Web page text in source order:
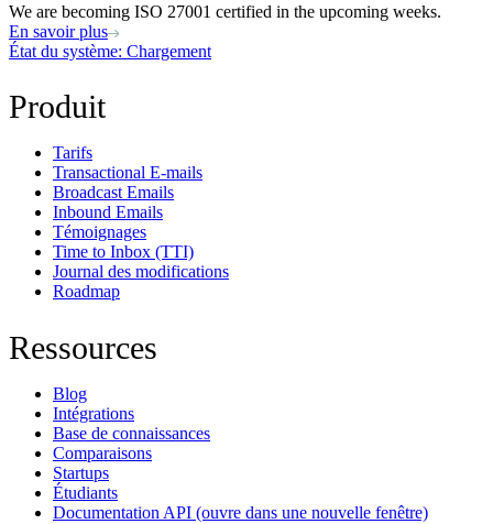
We are becoming ISO 27001 certified in the upcoming weeks.
En savoir plus
État du système: Chargement
Produit
Tarifs
Transactional E-mails
Broadcast Emails
Inbound Emails
Témoignages
Time to Inbox (TTI)
Journal des modifications
Roadmap
Ressources
Blog
Intégrations
Base de connaissances
Comparaisons
Startups
Étudiants
Documentation API (ouvre dans une nouvelle fenêtre)